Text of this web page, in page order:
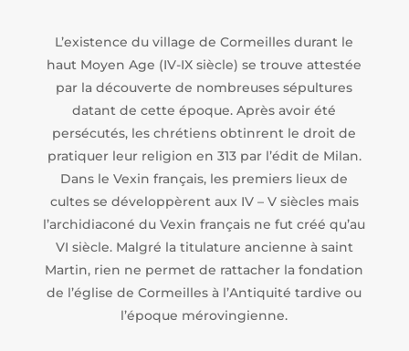
L’existence du village de Cormeilles durant le
haut Moyen Age (IV-IX siècle) se trouve attestée
par la découverte de nombreuses sépultures
datant de cette époque. Après avoir été
persécutés, les chrétiens obtinrent le droit de
pratiquer leur religion en 313 par l’édit de Milan.
Dans le Vexin français, les premiers lieux de
cultes se développèrent aux IV – V siècles mais
l’archidiaconé du Vexin français ne fut créé qu’au
VI siècle. Malgré la titulature ancienne à saint
Martin, rien ne permet de rattacher la fondation
de l’église de Cormeilles à l’Antiquité tardive ou
l’époque mérovingienne.